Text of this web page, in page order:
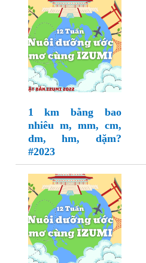
1 km bằng bao
nhiêu m, mm, cm,
dm, hm, dặm?
#2023